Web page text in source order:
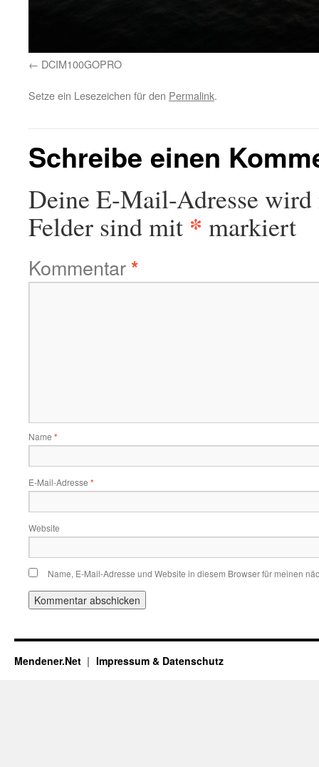
DCIM100GOPRO
Setze ein Lesezeichen für den Permalink.
Schreibe einen
Deine E-Mail-Adresse
Felder sind mit * markiert
Kommentar*
Name *
E-Mail-Adresse *
Website
Name, E-Mail-Adresse und Website in diesem Browser für meinen
Mendener.Net Impressum & Datenschutz